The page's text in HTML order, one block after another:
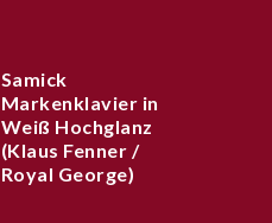
Samick
Markenklavier in
Weiß Hochglanz
(Klaus Fenner /
Royal George)